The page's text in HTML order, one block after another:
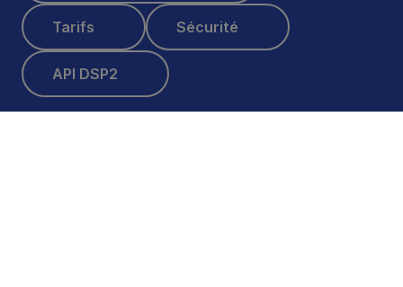
Tarifs
Tarifs
Sécurité
Sécurité
API DSP2
API DSP2